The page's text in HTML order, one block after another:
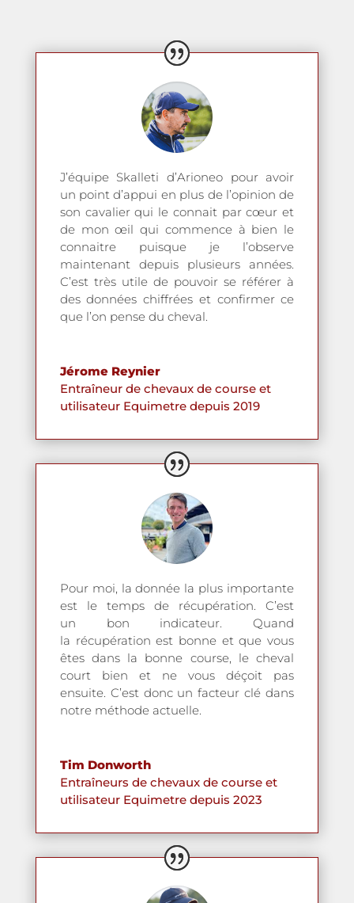
J’équipe Skalleti d’Arioneo pour avoir
un point d’appui en plus de l’opinion de
son cavalier qui le connait par cœur et
de mon œil qui commence à bien le
connaitre puisque je l’observe
maintenant depuis plusieurs années.
C’est très utile de pouvoir se référer à
des données chiffrées et confirmer ce
que l’on pense du cheval.
Jérome Reynier
Entraîneur de chevaux de course et
utilisateur Equimetre depuis 2019
Pour moi, la donnée la plus importante
est le temps de récupération. C’est
un bon indicateur. Quand
la récupération est bonne et que vous
êtes dans la bonne course, le cheval
court bien et ne vous déçoit pas
ensuite. C’est donc un facteur clé dans
notre méthode actuelle.
Tim Donworth
Entraîneurs de chevaux de course et
utilisateur Equimetre depuis 2023